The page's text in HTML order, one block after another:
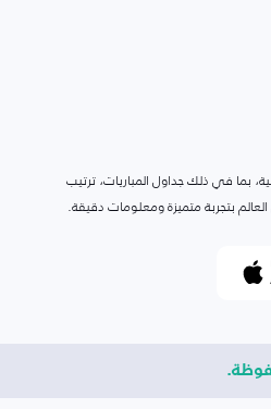
بما في ذلك جداول المباريات، ترتيب
بتجربة متميزة ومعلومات دقيقة.